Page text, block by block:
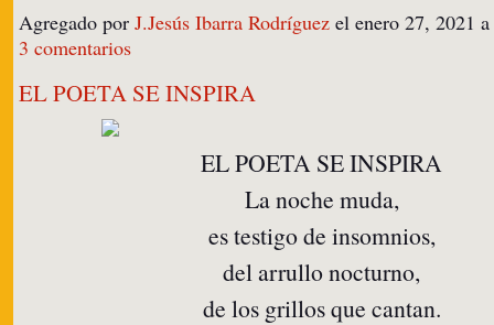
Agregado por J.Jesús Ibarra Rodríguez el enero 27, 2021
3 comentarios
EL POETA SE INSPIRA
EL POETA SE INSPIRA
La noche muda,
es testigo de insomnios,
del arrullo nocturno,
de los grillos que cantan.